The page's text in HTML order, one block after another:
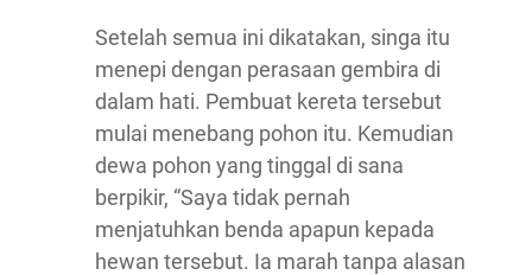
Setelah semua ini dikatakan, singa itu
menepi dengan perasaan gembira di
dalam hati. Pembuat kereta tersebut
mulai menebang pohon itu. Kemudian
dewa pohon yang tinggal di sana
berpikir, “Saya tidak pernah
menjatuhkan benda apapun kepada
hewan tersebut. Ia marah tanpa alasan